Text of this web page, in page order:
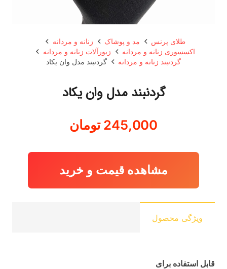
طلای پرنس مد و پوشاک
زنانه و مردانه
اکسسوری زنانه و مردانه
زیورآلات زنانه و مردانه
گردنبند زنانه و مردانه
گردنبند مدل وان یکاد
گردنبند مدل وان یکاد
245,000 تومان
مشاهده قیمت و خرید
ویژگی محصول
قابل استفاده برای